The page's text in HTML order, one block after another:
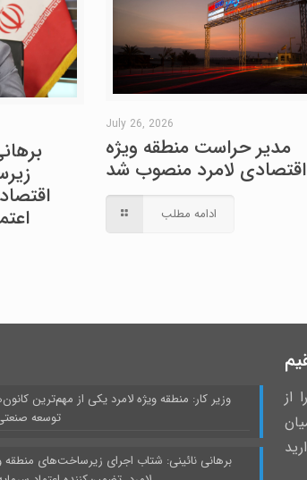
July 26, 2026
مدیر حراست منطقه ویژه
اقتصادی لامرد منصوب شد
ادامه مطلب
وزیر کار: منطقه ویژه لامرد یکی از مهم‌ترین
توسعه
برهانی نائینی: شتاب اجرای زیرساخت‌های منطقه
از
با ما درمیان